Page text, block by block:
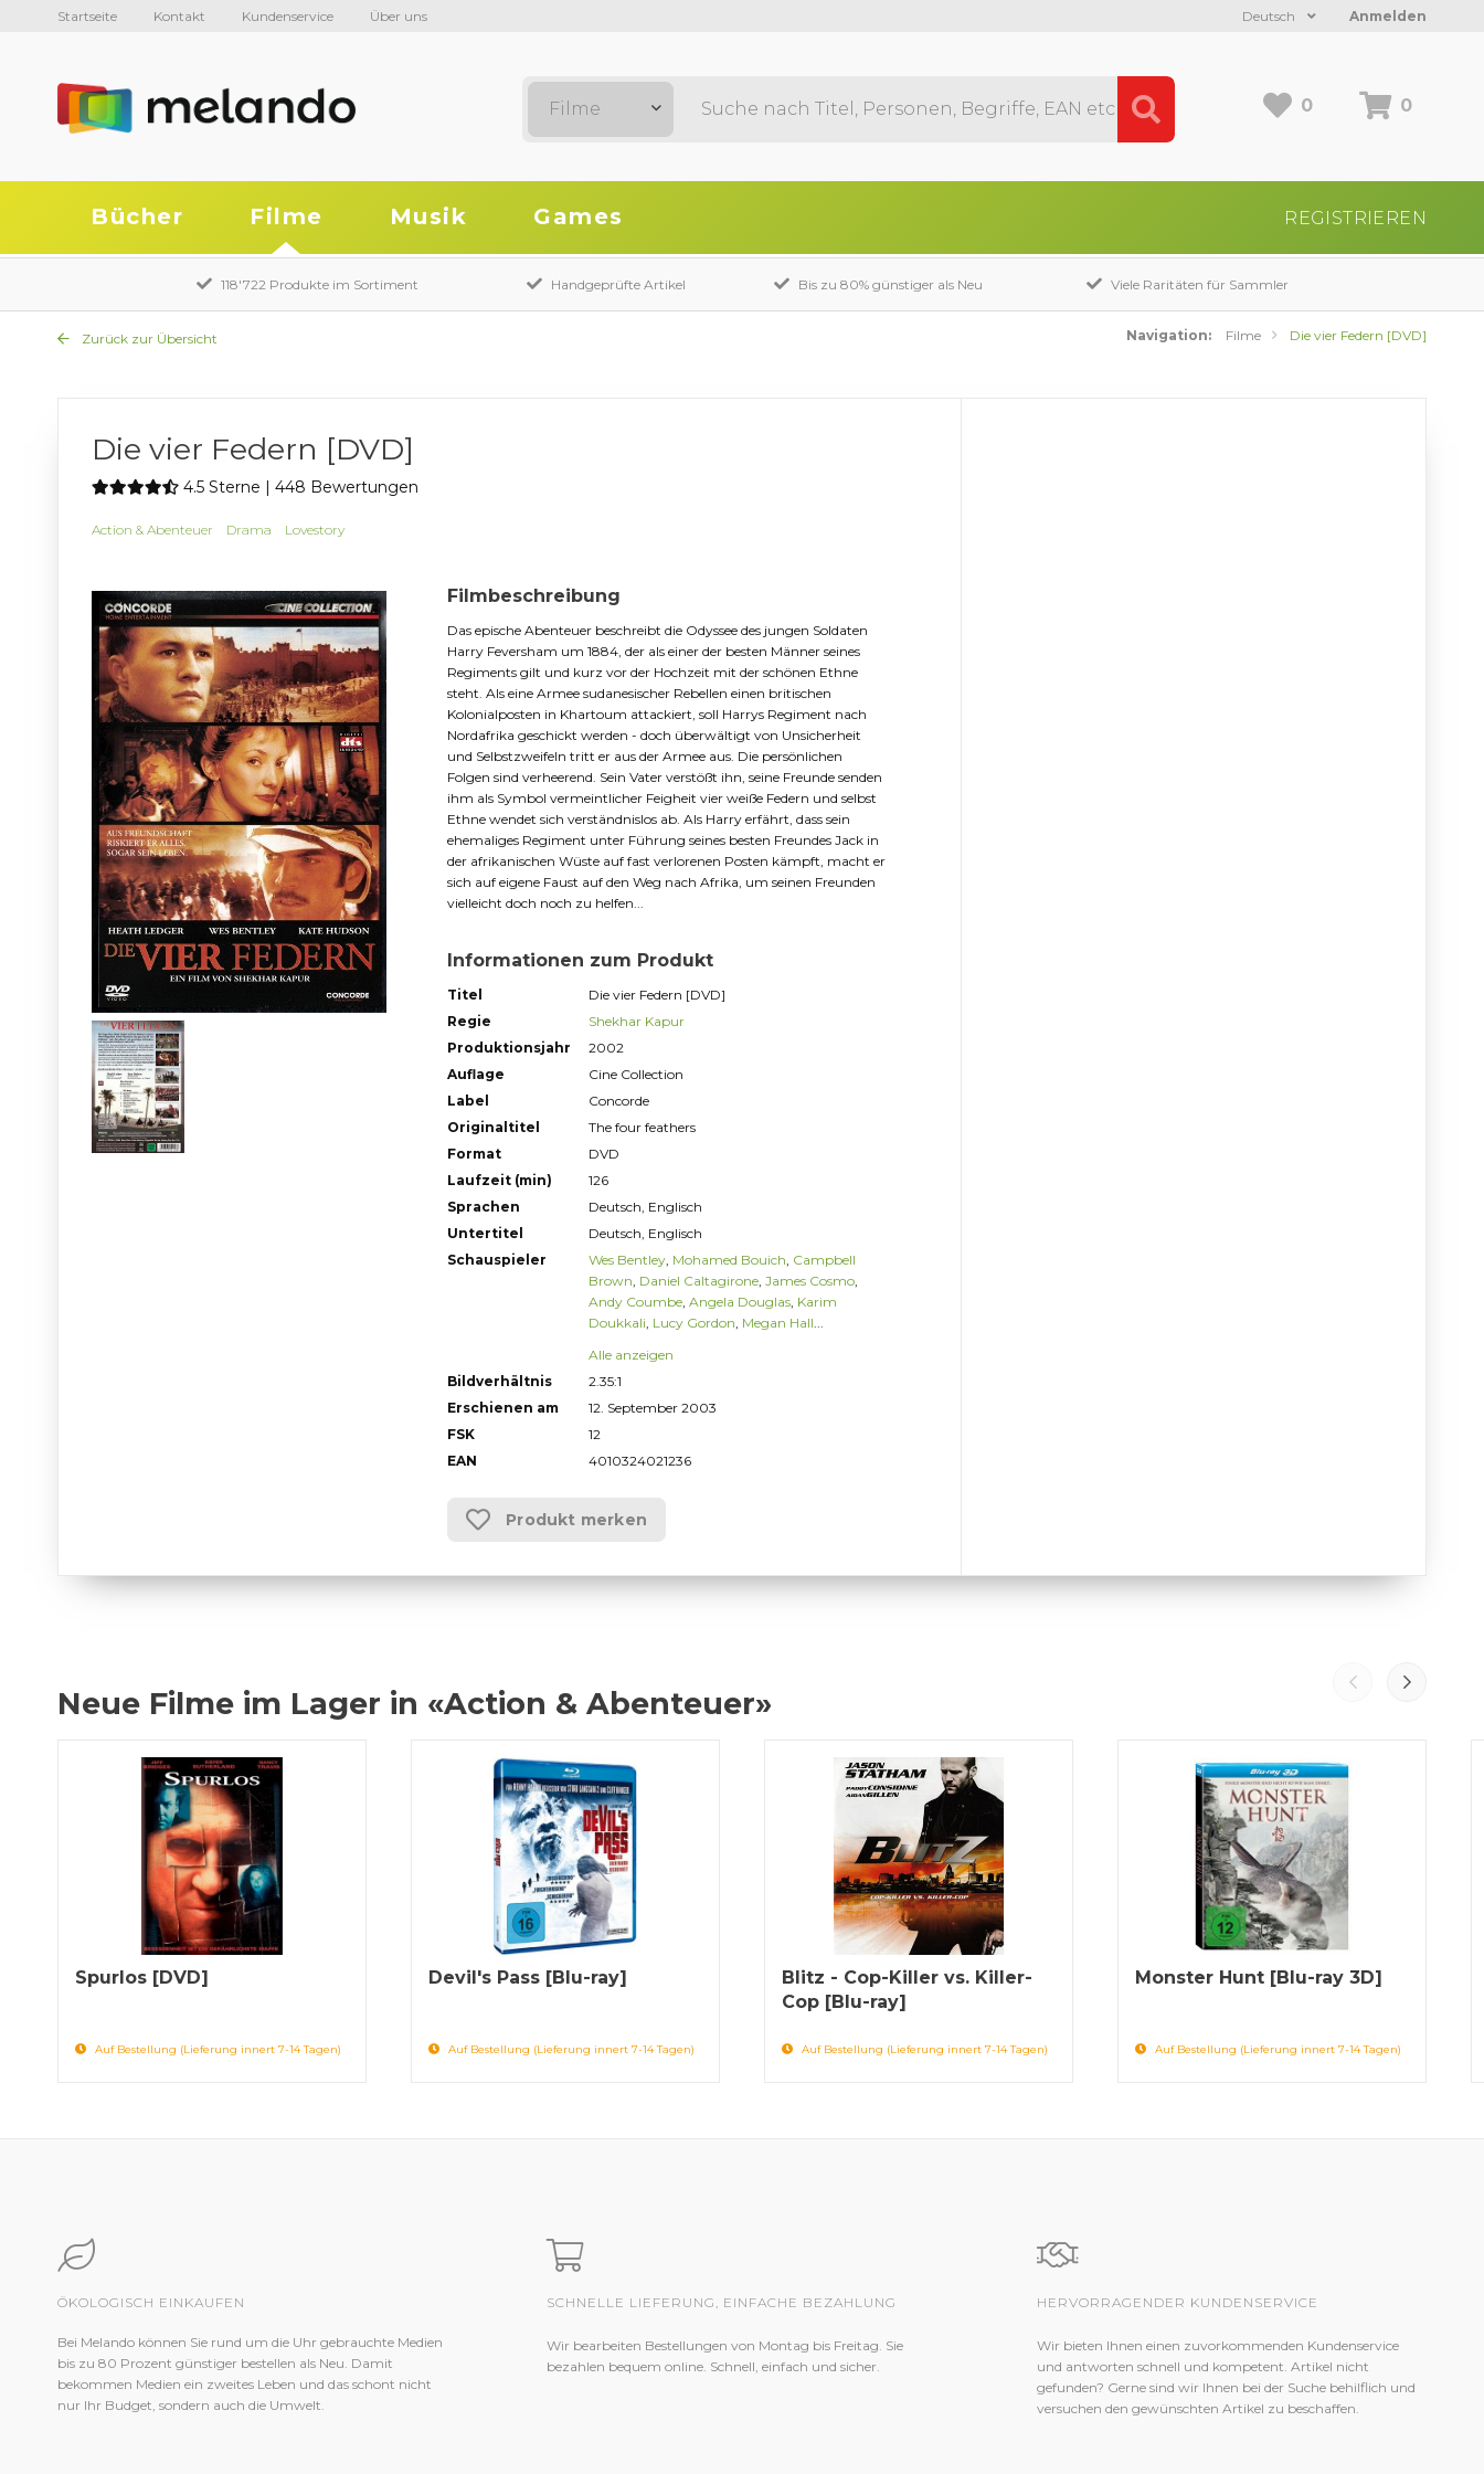
Startseite Kontakt Kundenservice Über uns Anmelden
Deutsch
0 0
Filme
Bücher Filme Musik Games REGISTRIEREN
118'722 Produkte im Sortiment Handgeprüfte Artikel Bis zu 80% günstiger als Neu Viele Raritäten für Sammler
Zurück zur Übersicht Navigation: Filme Die vier Federn [DVD]
Die vier Federn [DVD]
4.5 Sterne | 448 Bewertungen
Action & Abenteuer Drama Lovestory
Filmbeschreibung
Das epische Abenteuer beschreibt die Odyssee des jungen Soldaten
Harry Feversham um 1884, der als einer der besten Männer seines
Regiments gilt und kurz vor der Hochzeit mit der schönen Ethne
steht. Als eine Armee sudanesischer Rebellen einen britischen
Kolonialposten in Khartoum attackiert, soll Harrys Regiment nach
Nordafrika geschickt werden - doch überwältigt von Unsicherheit
und Selbstzweifeln tritt er aus der Armee aus. Die persönlichen
Folgen sind verheerend. Sein Vater verstößt ihn, seine Freunde senden
ihm als Symbol vermeintlicher Feigheit vier weiße Federn und selbst
Ethne wendet sich verständnislos ab. Als Harry erfährt, dass sein
ehemaliges Regiment unter Führung seines besten Freundes Jack in
der afrikanischen Wüste auf fast verlorenen Posten kämpft, macht er
sich auf eigene Faust auf den Weg nach Afrika, um seinen Freunden
vielleicht doch noch zu helfen...
Informationen zum Produkt
Titel
Die vier Federn [DVD]
Regie
Shekhar Kapur
Produktionsjahr
2002
Auflage
Cine Collection
Label
Concorde
Originaltitel
The four feathers
Format
DVD
Laufzeit (min)
126
Sprachen
Deutsch, Englisch
Untertitel
Deutsch, Englisch
Schauspieler
Wes Bentley, Mohamed Bouich, Campbell
Brown, Daniel Caltagirone, James Cosmo,
Andy Coumbe, Angela Douglas, Karim
Doukkali, Lucy Gordon, Megan Hall...
Alle anzeigen
Bildverhältnis
2.35:1
Erschienen am
12. September 2003
FSK
12
EAN
4010324021236
Produkt merken
Neue Filme im Lager in «Action & Abenteuer»
Spurlos [DVD]
Auf Bestellung (Lieferung innert 7-14 Tagen)
Devil's Pass [Blu-ray]
Auf Bestellung (Lieferung innert 7-14 Tagen)
Blitz - Cop-Killer vs. Killer-
Cop [Blu-ray]
Auf Bestellung (Lieferung innert 7-14 Tagen)
Monster Hunt [Blu-ray 3D]
Auf Bestellung (Lieferung innert 7-14 Tagen)
ÖKOLOGISCH EINKAUFEN
Bei Melando können Sie rund um die Uhr gebrauchte Medien
bis zu 80 Prozent günstiger bestellen als Neu. Damit
bekommen Medien ein zweites Leben und das schont nicht
nur Ihr Budget, sondern auch die Umwelt.
SCHNELLE LIEFERUNG, EINFACHE BEZAHLUNG
Wir bearbeiten Bestellungen von Montag bis Freitag. Sie
bezahlen bequem online. Schnell, einfach und sicher.
HERVORRAGENDER KUNDENSERVICE
Wir bieten Ihnen einen zuvorkommenden Kundenservice
und antworten schnell und kompetent. Artikel nicht
gefunden? Gerne sind wir Ihnen bei der Suche behilflich und
versuchen den gewünschten Artikel zu beschaffen.